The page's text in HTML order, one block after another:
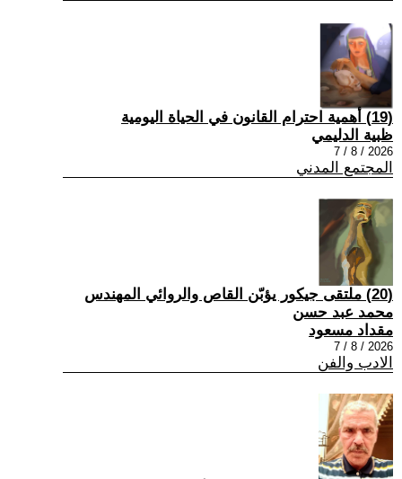
(19) أهمية احترام القانون في الحياة اليومية
ظبية الدليمي
2026 / 8 / 7
المجتمع المدني
(20) ملتقى جيكور يؤبّن القاص والروائي المهندس
محمد عبد حسن
مقداد مسعود
2026 / 8 / 7
الادب والفن